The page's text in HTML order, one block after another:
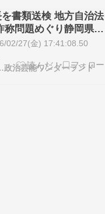
題を巡ってはこれまで警察
… 書類送検 地方自治法
称問題めぐり静岡県警
02/27(金) 17:41:08.50
1008060 田久保前伊
自治 […] The post 田久保
政治芸能ワンダーランド